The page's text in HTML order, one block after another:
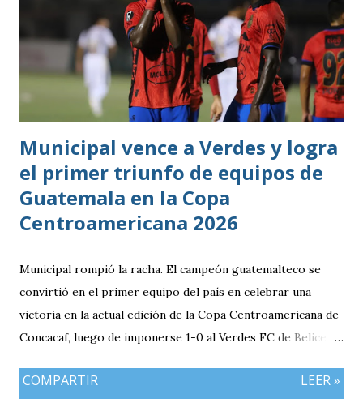
Municipal vence a Verdes y logra
el primer triunfo de equipos de
Guatemala en la Copa
Centroamericana 2026
Municipal rompió la racha. El campeón guatemalteco se
convirtió en el primer equipo del país en celebrar una
victoria en la actual edición de la Copa Centroamericana de
Concacaf, luego de imponerse 1-0 al Verdes FC de Belice en
con la obligación de sumar luego del empate (1-1) en casa
COMPARTIR LEER »